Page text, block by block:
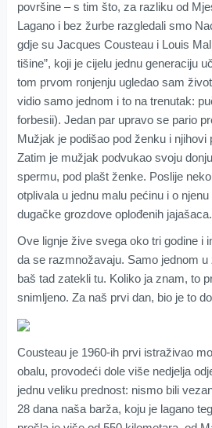
površine – s tim što, za razliku od
Lagano i bez žurbe razgledali smo
gdje su Jacques Cousteau i Louis
tišine”, koji je cijelu jednu generaciju
tom prvom ronjenju ugledao sam
vidio samo jednom i to na trenutak:
forbesii). Jedan par upravo se pario
Mužjak je podišao pod ženku i njihovi
Zatim je mužjak podvukao svoju
spermu, pod plašt ženke. Poslije
otplivala u jednu malu pećinu i o
dugačke grozdove oplođenih jajašaca.
Ove lignje žive svega oko tri godine i
da se razmnožavaju. Samo jednom
baš tad zatekli tu. Koliko ja znam, to
snimljeno. Za naš prvi dan, bio je to
Cousteau je 1960-ih prvi istraživao
obalu, provodeći dole više nedjelja
jednu veliku prednost: nismo bili
28 dana naša barža, koju je lagano